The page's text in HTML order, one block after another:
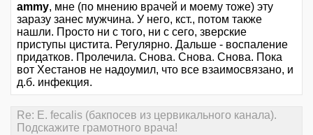
ammy, мне (по мнению врачей и моему тоже) эту
заразу занес мужчина. У него, кст., потом также
нашли. Просто ни с того, ни с сего, зверские
приступы цистита. Регулярно. Дальше - воспаление
придатков. Пролечила. Снова. Снова. Снова. Пока
вот Хестанов не надоумил, что все взаимосвязано, и
д.б. инфекция.
Re: E. fecalis (бакпосев из цервикального канала).
Подскажите грамотного врача!